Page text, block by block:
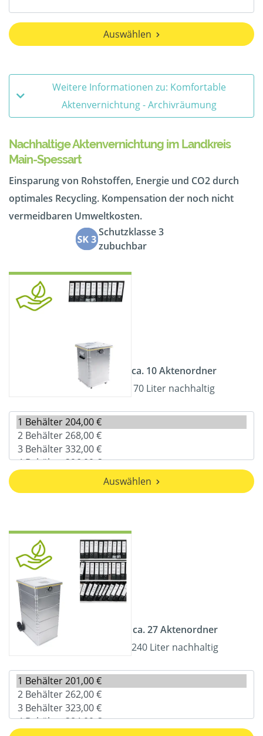
Auswählen
Weitere Informationen zu: Komfortable
Aktenvernichtung - Archivräumung
Nachhaltige Aktenvernichtung im Landkreis
Main-Spessart
Einsparung von Rohstoffen, Energie und CO2 durch
optimales Recycling. Kompensation der noch nicht
vermeidbaren Umweltkosten.
Schutzklasse 3
zubuchbar
ca. 10 Aktenordner
70 Liter nachhaltig
Auswählen
ca. 27 Aktenordner
240 Liter nachhaltig